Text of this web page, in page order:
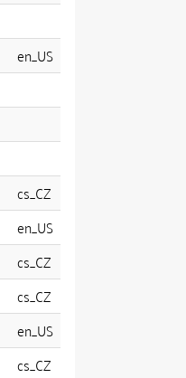
en_US
cs_CZ
en_US
cs_CZ
cs_CZ
en_US
cs_CZ